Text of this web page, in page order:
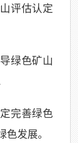
评估认定
绿色矿山
完善绿色
发展。